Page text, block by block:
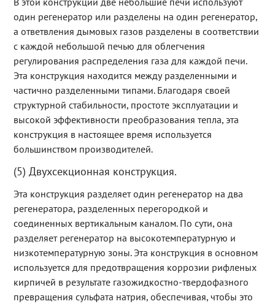
один регенератор или разделены на один регенератор,
а ответвления дымовых газов разделены в соответствии
с каждой небольшой печью для облегчения
регулирования распределения газа для каждой печи.
Эта конструкция находится между разделенными и
частично разделенными типами. Благодаря своей
структурной стабильности, простоте эксплуатации и
высокой эффективности преобразования тепла, эта
конструкция в настоящее время используется
большинством производителей.
(5) Двухсекционная конструкция.
Эта конструкция разделяет один регенератор на два
регенератора, разделенных перегородкой и
соединенных вертикальным каналом. По сути, она
разделяет регенератор на высокотемпературную и
низкотемпературную зоны. Эта конструкция в основном
используется для предотвращения коррозии рифленых
кирпичей в результате газожидкостно-твердофазного
превращения сульфата натрия, обеспечивая, чтобы это